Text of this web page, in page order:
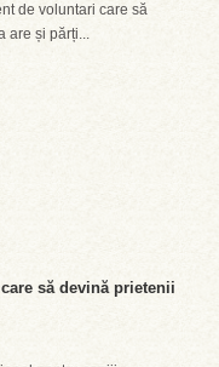
de voluntari care să
are și părți...
să devină prietenii